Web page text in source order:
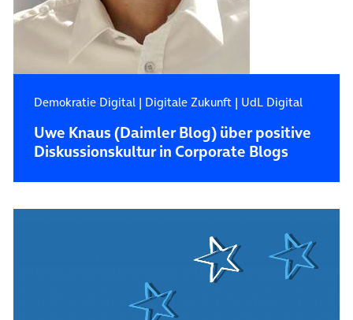
Demokratie Digital| Digitale Zukunft| UdL Digital
Uwe Knaus (Daimler Blog) über positive
Diskussionskultur in Corporate Blogs